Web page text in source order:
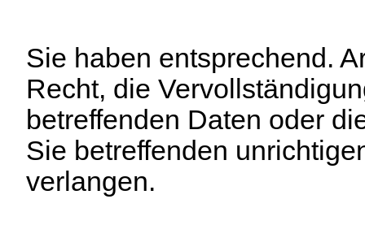
Sie haben entsprechend.
Recht, die
betreffenden Daten oder
Sie betreffenden
verlangen.